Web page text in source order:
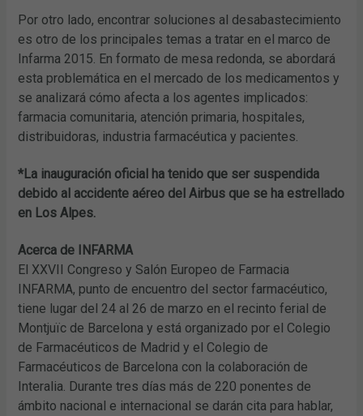
Por otro lado, encontrar soluciones al desabastecimiento
es otro de los principales temas a tratar en el marco de
Infarma 2015. En formato de mesa redonda, se abordará
esta problemática en el mercado de los medicamentos y
se analizará cómo afecta a los agentes implicados:
farmacia comunitaria, atención primaria, hospitales,
distribuidoras, industria farmacéutica y pacientes.
*La inauguración oficial ha tenido que ser suspendida
debido al accidente aéreo del Airbus que se ha estrellado
en Los Alpes.
Acerca de INFARMA
El XXVII Congreso y Salón Europeo de Farmacia
INFARMA, punto de encuentro del sector farmacéutico,
tiene lugar del 24 al 26 de marzo en el recinto ferial de
Montjuïc de Barcelona y está organizado por el Colegio
de Farmacéuticos de Madrid y el Colegio de
Farmacéuticos de Barcelona con la colaboración de
Interalia. Durante tres días más de 220 ponentes de
ámbito nacional e internacional se darán cita para hablar,